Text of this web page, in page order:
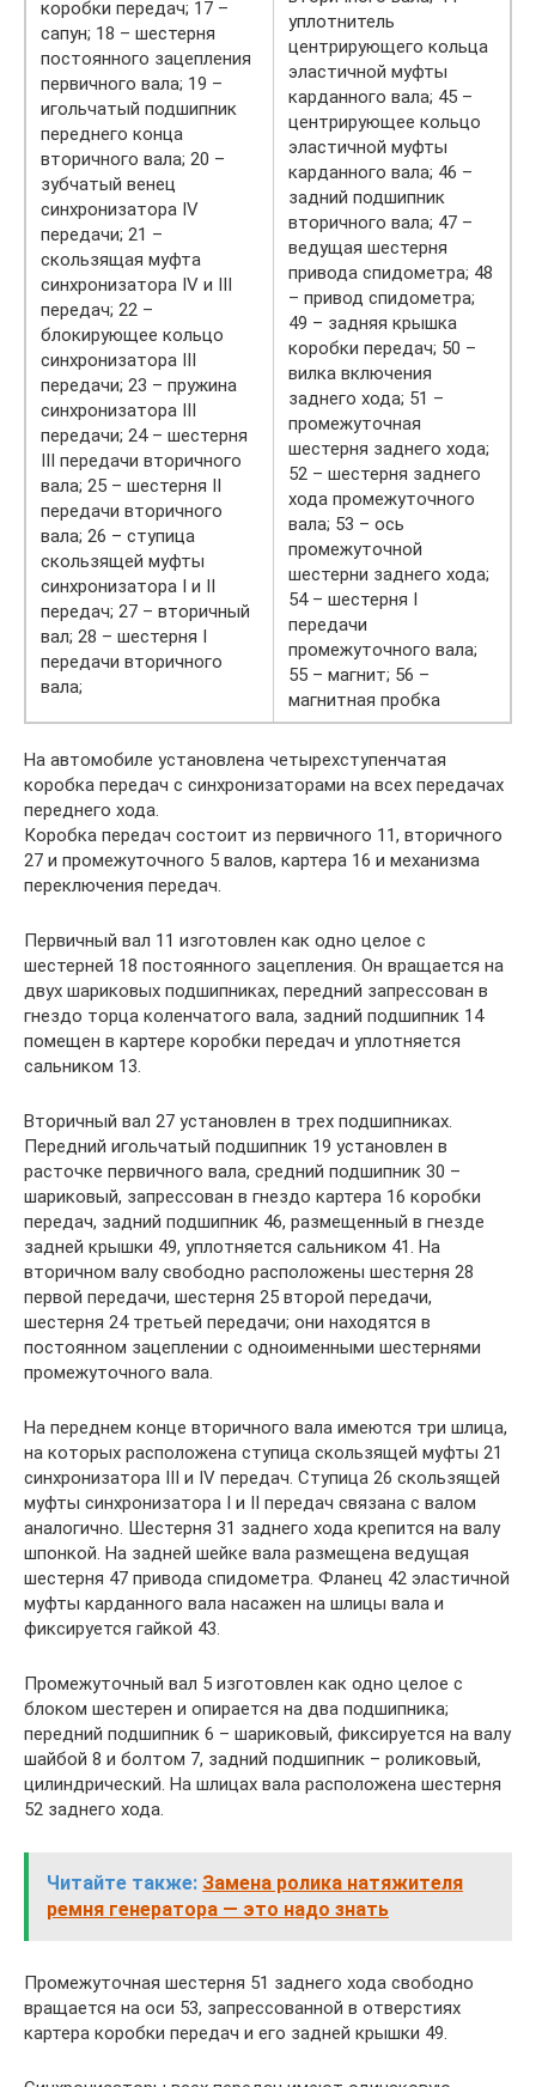
коробки передач; 17 –
сапун; 18 – шестерня
постоянного зацепления
первичного вала; 19 –
игольчатый подшипник
переднего конца
вторичного вала; 20 –
зубчатый венец
синхронизатора IV
передачи; 21 –
скользящая муфта
синхронизатора IV и III
передач; 22 –
блокирующее кольцо
синхронизатора III
передачи; 23 – пружина
синхронизатора III
передачи; 24 – шестерня
III передачи вторичного
вала; 25 – шестерня II
передачи вторичного
вала; 26 – ступица
скользящей муфты
синхронизатора I и II
передач; 27 – вторичный
вал; 28 – шестерня I
передачи вторичного
вала;
уплотнитель
центрирующего кольца
эластичной муфты
карданного вала; 45 –
центрирующее кольцо
эластичной муфты
карданного вала; 46 –
задний подшипник
вторичного вала; 47 –
ведущая шестерня
привода спидометра; 48
– привод спидометра;
49 – задняя крышка
коробки передач; 50 –
вилка включения
заднего хода; 51 –
промежуточная
шестерня заднего хода;
52 – шестерня заднего
хода промежуточного
вала; 53 – ось
промежуточной
шестерни заднего хода;
54 – шестерня I
передачи
промежуточного вала;
55 – магнит; 56 –
магнитная пробка
На автомобиле установлена четырехступенчатая
коробка передач с синхронизаторами на всех передачах
переднего хода.
Коробка передач состоит из первичного 11, вторичного
27 и промежуточного 5 валов, картера 16 и механизма
переключения передач.
Первичный вал 11 изготовлен как одно целое с
шестерней 18 постоянного зацепления. Он вращается на
двух шариковых подшипниках, передний запрессован в
гнездо торца коленчатого вала, задний подшипник 14
помещен в картере коробки передач и уплотняется
сальником 13.
Вторичный вал 27 установлен в трех подшипниках.
Передний игольчатый подшипник 19 установлен в
расточке первичного вала, средний подшипник 30 –
шариковый, запрессован в гнездо картера 16 коробки
передач, задний подшипник 46, размещенный в гнезде
задней крышки 49, уплотняется сальником 41. На
вторичном валу свободно расположены шестерня 28
первой передачи, шестерня 25 второй передачи,
шестерня 24 третьей передачи; они находятся в
постоянном зацеплении с одноименными шестернями
промежуточного вала.
На переднем конце вторичного вала имеются три шлица,
на которых расположена ступица скользящей муфты 21
синхронизатора III и IV передач. Ступица 26 скользящей
муфты синхронизатора I и II передач связана с валом
аналогично. Шестерня 31 заднего хода крепится на валу
шпонкой. На задней шейке вала размещена ведущая
шестерня 47 привода спидометра. Фланец 42 эластичной
муфты карданного вала насажен на шлицы вала и
фиксируется гайкой 43.
Промежуточный вал 5 изготовлен как одно целое с
блоком шестерен и опирается на два подшипника;
передний подшипник 6 – шариковый, фиксируется на валу
шайбой 8 и болтом 7, задний подшипник – роликовый,
цилиндрический. На шлицах вала расположена шестерня
52 заднего хода.
Читайте также: Замена ролика натяжителя
ремня генератора — это надо знать
Промежуточная шестерня 51 заднего хода свободно
вращается на оси 53, запрессованной в отверстиях
картера коробки передач и его задней крышки 49.